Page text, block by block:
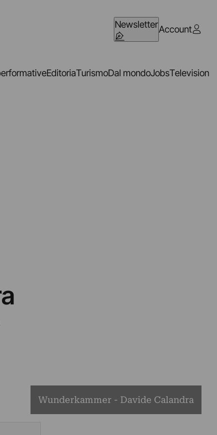
NewsletterAccount
EditoriaTurismoDal mondoJobsTelevision
Wunderkammer - Davide Calandra